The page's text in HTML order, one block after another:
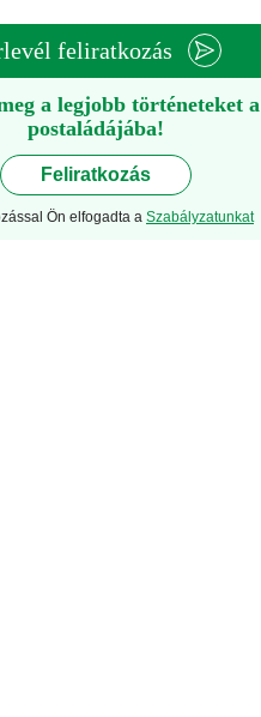
feliratkozás
a legjobb történeteket a
postaládájába!
Feliratkozás
Ön elfogadta a Szabályzatunkat